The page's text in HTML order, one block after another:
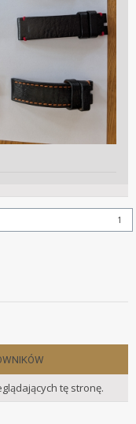
1
tę stronę.